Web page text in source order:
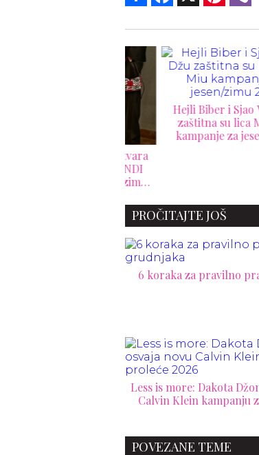
Hejli Biber i Sjao Ven
zaštitna su lica Miu Miu
kampanje za jesen/zimu
PROČITAJTE JOŠ
6 koraka za pravilno
Less is more: Dakota
Calvin Klein kampanju
POVEZANE TEME